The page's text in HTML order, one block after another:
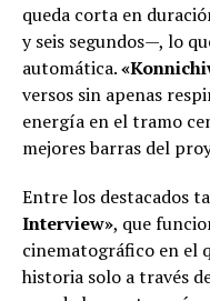
queda corta en
y seis segundos—, lo
automática.
versos sin apenas
energía en el tramo
mejores barras del
Entre los destacados
Interview», que
cinematográfico en el
historia solo a través